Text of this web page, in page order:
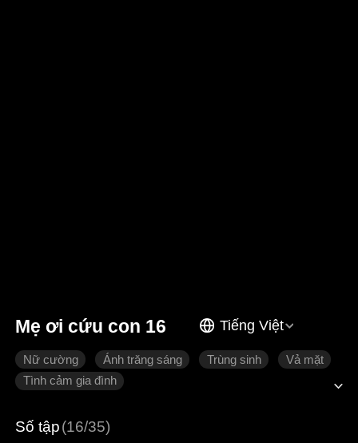
Mẹ ơi cứu con 16 Tiếng Việt
Nữ cường Ánh trăng sáng Trùng sinh
Vả mặt
Tình cảm gia đình
Số tập(16/35)